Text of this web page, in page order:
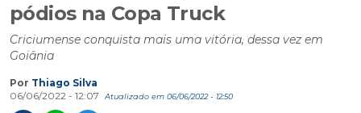
pódios na Copa Truck
Criciumense conquista mais uma vitória, dessa vez em
Goiânia
Por Thiago Silva
06/06/2022 - 12:07
Atualizado em 06/06/2022 - 12:50